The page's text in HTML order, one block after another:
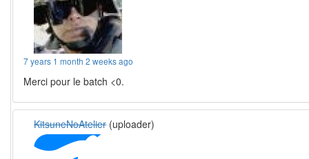
7 years 1 month 2 weeks ago
Merci pour le batch <0.
KitsuneNoAtelier(uploader)